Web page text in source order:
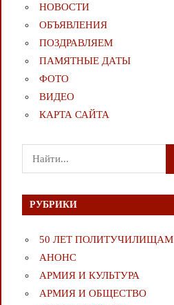
НОВОСТИ
ОБЪЯВЛЕНИЯ
ПОЗДРАВЛЯЕМ
ПАМЯТНЫЕ ДАТЫ
ФОТО
ВИДЕО
КАРТА САЙТА
Поиск
для:
РУБРИКИ
50 ЛЕТ ПОЛИТУЧИЛИЩАМ
АНОНС
АРМИЯ И КУЛЬТУРА
АРМИЯ И ОБЩЕСТВО